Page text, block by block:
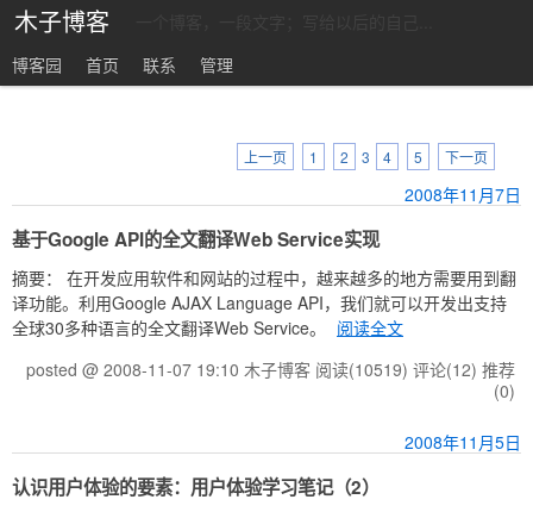
木子博客
博客园
首页 联系 管理
上一页 1 2 3 4 5 下一页
2008年11月7日
基于Google API的全文翻译Web Service实现
摘要： 在开发应用软件和网站的过程中，越来越多的地方需要用到翻
译功能。利用Google AJAX Language API，我们就可以开发出支持
全球30多种语言的全文翻译Web Service。
阅读全文
posted @ 2008-11-07 19:10 木子博客 阅读(10519) 评论(12) 推荐
(0)
2008年11月5日
认识用户体验的要素：用户体验学习笔记（2）